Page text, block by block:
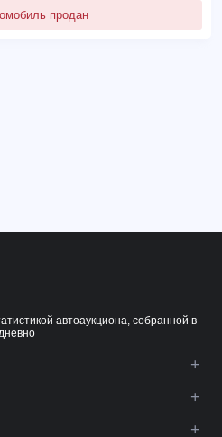
продан
автоаукциона, собранной в